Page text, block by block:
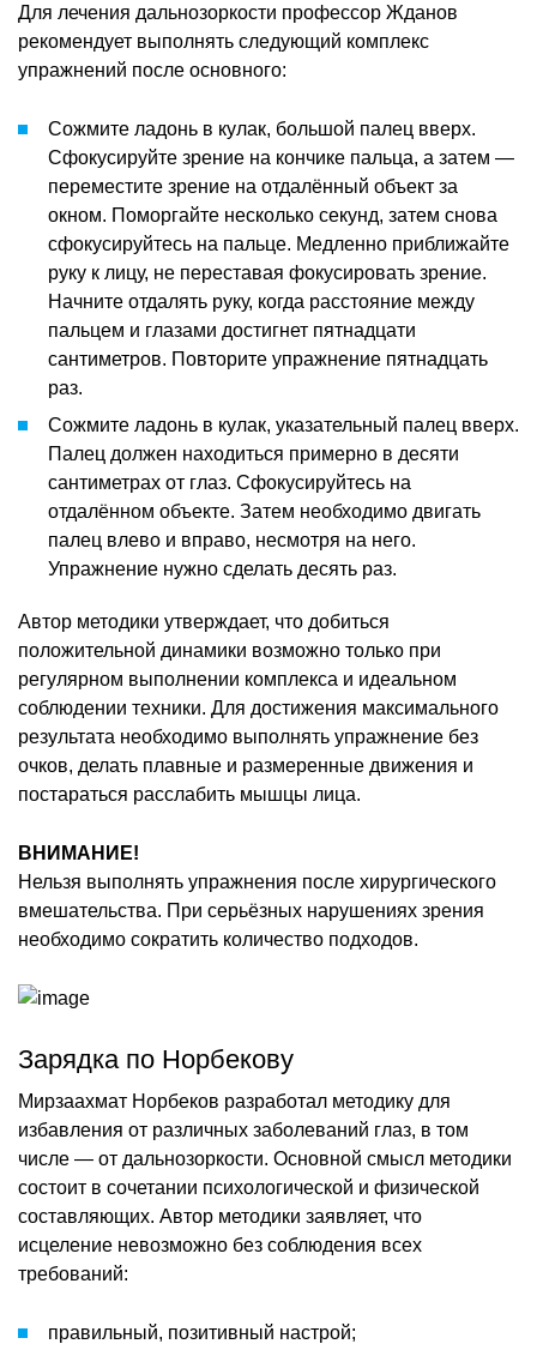
Для лечения дальнозоркости профессор Жданов
рекомендует выполнять следующий комплекс
упражнений после основного:
Сожмите ладонь в кулак, большой палец вверх.
Сфокусируйте зрение на кончике пальца, а затем —
переместите зрение на отдалённый объект за
окном. Поморгайте несколько секунд, затем снова
сфокусируйтесь на пальце. Медленно приближайте
руку к лицу, не переставая фокусировать зрение.
Начните отдалять руку, когда расстояние между
пальцем и глазами достигнет пятнадцати
сантиметров. Повторите упражнение пятнадцать
раз.
Сожмите ладонь в кулак, указательный палец вверх.
Палец должен находиться примерно в десяти
сантиметрах от глаз. Сфокусируйтесь на
отдалённом объекте. Затем необходимо двигать
палец влево и вправо, несмотря на него.
Упражнение нужно сделать десять раз.
Автор методики утверждает, что добиться
положительной динамики возможно только при
регулярном выполнении комплекса и идеальном
соблюдении техники. Для достижения максимального
результата необходимо выполнять упражнение без
очков, делать плавные и размеренные движения и
постараться расслабить мышцы лица.
ВНИМАНИЕ!
Нельзя выполнять упражнения после хирургического
вмешательства. При серьёзных нарушениях зрения
необходимо сократить количество подходов.
Зарядка по Норбекову
Мирзаахмат Норбеков разработал методику для
избавления от различных заболеваний глаз, в том
числе — от дальнозоркости. Основной смысл методики
состоит в сочетании психологической и физической
составляющих. Автор методики заявляет, что
исцеление невозможно без соблюдения всех
требований:
правильный, позитивный настрой;